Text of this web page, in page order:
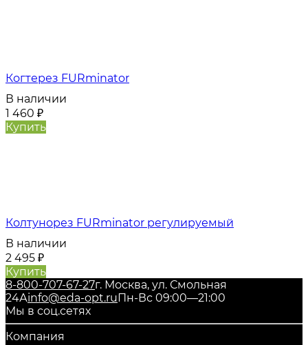
Когтерез FURminator
В наличии
1 460 ₽
Купить
Колтунорез FURminator регулируемый
В наличии
2 495 ₽
Купить
8-800-707-67-27г. Москва, ул. Смольная
24Аinfo@eda-opt.ruПн-Вс 09:00—21:00
Мы в соц.сетях
Компания